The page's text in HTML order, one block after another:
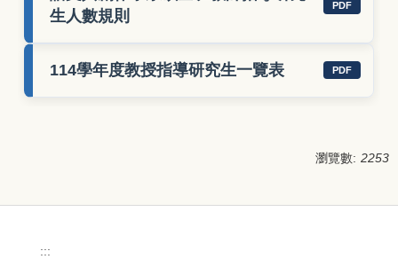
生人數規則
PDF
114學年度教授指導研究生一覽表 PDF
瀏覽數: 2253
:::